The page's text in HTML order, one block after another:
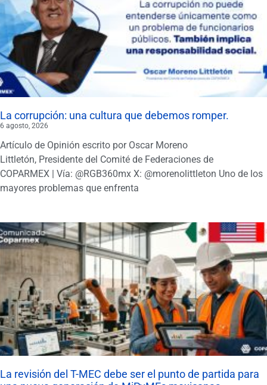
La corrupción: una cultura que debemos romper.
6 agosto, 2026
Artículo de Opinión escrito por Oscar Moreno
Littletón, Presidente del Comité de Federaciones de
COPARMEX | Vía: @RGB360mx X: @morenolittleton Uno de los
mayores problemas que enfrenta
La revisión del T-MEC debe ser el punto de partida para